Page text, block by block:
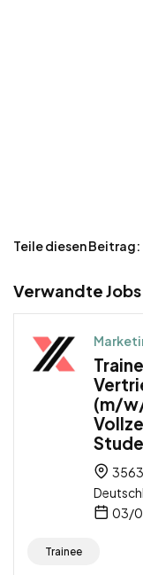
Teile diesen Beitrag:
Verwandte Jobs
(m/
03/
Trainee